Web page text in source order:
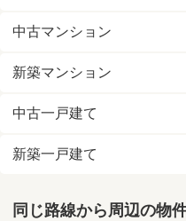
中古マンション
新築マンション
中古一戸建て
新築一戸建て
同じ路線から周辺の物